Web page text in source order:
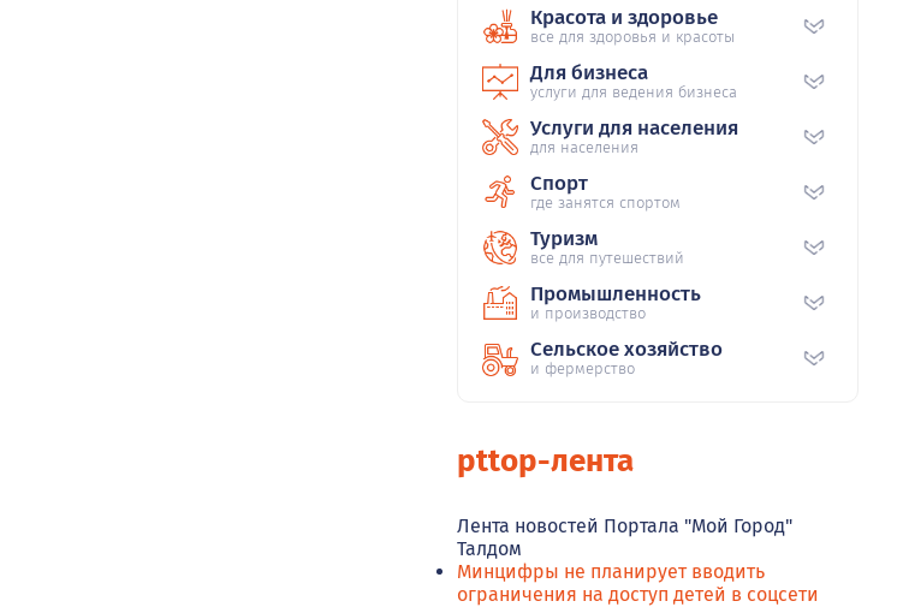
Красота и здоровье
все для здоровья и красоты
Для бизнеса
услуги для ведения бизнеса
Услуги для населения
для населения
Спорт
где занятся спортом
Туризм
все для путешествий
Промышленность
и производство
Сельское хозяйство
и фермерство
pttop-лента
Лента новостей Портала "Мой Город"
Талдом
Минцифры не планирует вводить
ограничения на доступ детей в соцсети